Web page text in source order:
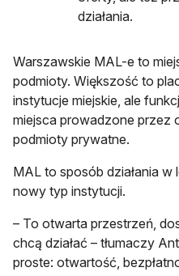
działania.
Warszawskie MAL-e to
podmioty. Większość to
instytucje miejskie, ale
miejsca prowadzone przez
podmioty prywatne.
MAL to sposób działania w
nowy typ instytucji.
– To otwarta przestrzeń,
chcą działać – tłumaczy
proste: otwartość,